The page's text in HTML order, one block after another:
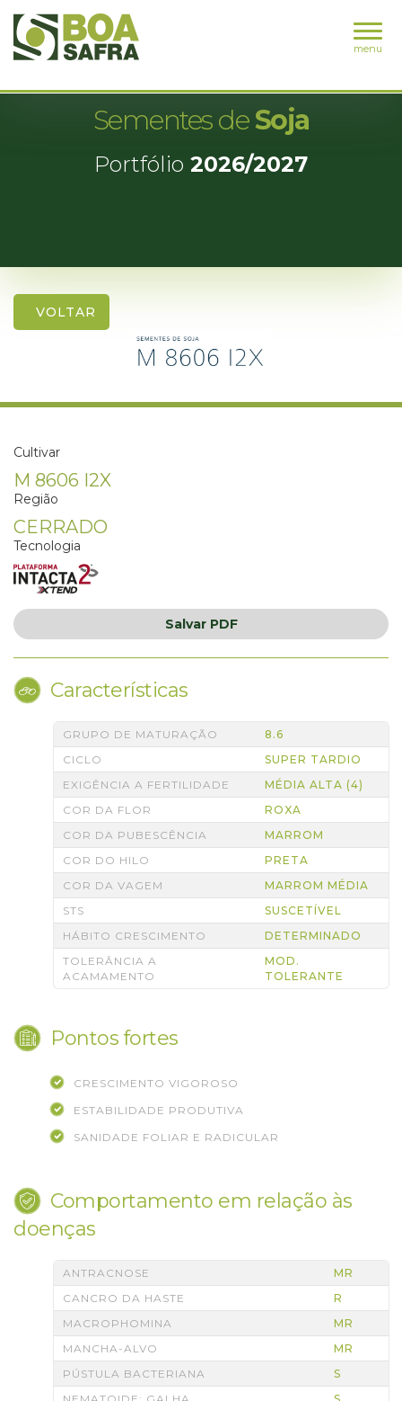
menu
Sementes deSoja
Portfólio 2026/2027
VOLTAR
Cultivar
M 8606 I2X
Região
CERRADO
Tecnologia
SalvarPDF
Características
GRUPO DE MATURAÇÃO
8.6
CICLO
SUPER TARDIO
EXIGÊNCIA A FERTILIDADE
MÉDIA ALTA (4)
COR DA FLOR
ROXA
COR DA PUBESCÊNCIA
MARROM
COR DO HILO
PRETA
COR DA VAGEM
MARROM MÉDIA
STS
SUSCETÍVEL
HÁBITO CRESCIMENTO
DETERMINADO
TOLERÂNCIA A
ACAMAMENTO
MOD.
TOLERANTE
Pontos fortes
CRESCIMENTO VIGOROSO
ESTABILIDADE PRODUTIVA
SANIDADE FOLIAR E RADICULAR
Comportamento em relação às
doenças
ANTRACNOSE
MR
CANCRO DA HASTE
R
MACROPHOMINA
MR
MANCHA-ALVO
MR
PÚSTULA BACTERIANA
S